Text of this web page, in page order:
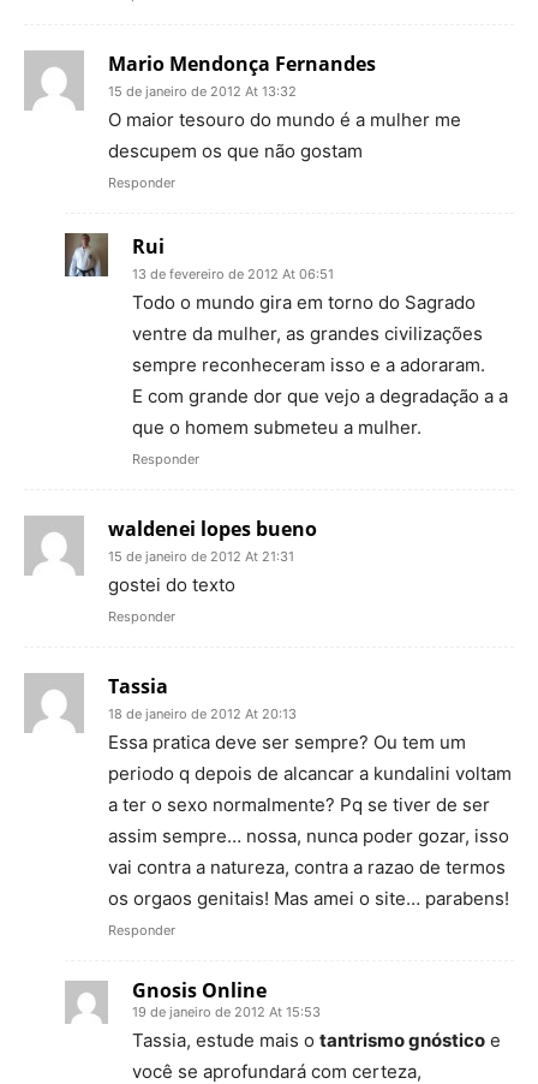
Mario Mendonça Fernandes
15 de janeiro de 2012 At 13:32
O maior tesouro do mundo é a mulher me
descupem os que não gostam
Responder
Rui
13 de fevereiro de 2012 At 06:51
Todo o mundo gira em torno do Sagrado
ventre da mulher, as grandes civilizações
sempre reconheceram isso e a adoraram.
E com grande dor que vejo a degradação a a
que o homem submeteu a mulher.
Responder
waldenei lopes bueno
15 de janeiro de 2012 At 21:31
gostei do texto
Responder
Tassia
18 de janeiro de 2012 At 20:13
Essa pratica deve ser sempre? Ou tem um
periodo q depois de alcancar a kundalini voltam
a ter o sexo normalmente? Pq se tiver de ser
assim sempre… nossa, nunca poder gozar, isso
vai contra a natureza, contra a razao de termos
os orgaos genitais! Mas amei o site… parabens!
Responder
Gnosis Online
19 de janeiro de 2012 At 15:53
Tassia, estude mais o tantrismo gnóstico e
você se aprofundará com certeza,